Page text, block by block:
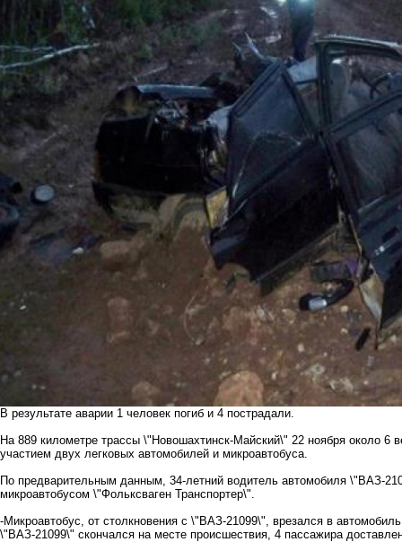
В результате аварии 1 человек погиб и 4 пострадали.
На 889 километре трассы \"Новошахтинск-Майский\" 22 ноября около 6
участием двух легковых автомобилей и микроавтобуса.
По предварительным данным, 34-летний водитель автомобиля \"ВАЗ-
микроавтобусом \"Фольксваген Транспортер\".
-Микроавтобус, от столкновения с \"ВАЗ-21099\", врезался в
\"ВАЗ-21099\" скончался на месте происшествия, 4 пассажира